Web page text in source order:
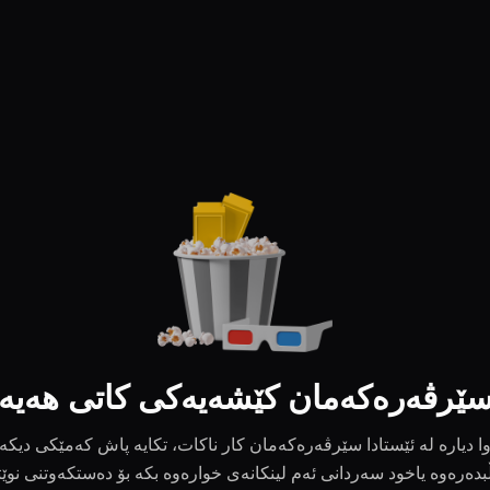
کێشەیەکی کاتی
وا دیارە لە ئێستادا سێرڤەرەکەمان کار ناکات، تکایە پاش کەمێکی دیکە
یاخود سەردانی ئەم لینکانەی خوارەوە بکە بۆ دەستکەوتنی